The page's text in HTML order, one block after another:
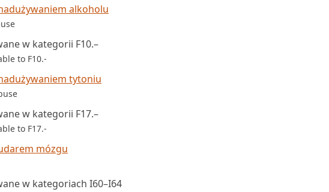
alkoholu
w kategorii F10.–
to F10.-
tytoniu
w kategorii F17.–
to F17.-
mózgu
w kategoriach I60–I64